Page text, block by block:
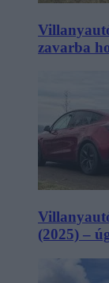
zavarba
(2025) –